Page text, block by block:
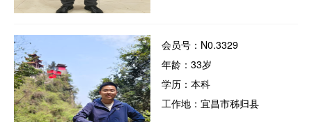
会员号：N0.3329
年龄：33岁
学历：本科
工作地：宜昌市秭归县